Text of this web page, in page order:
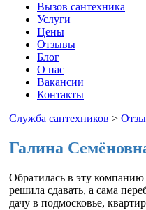
Вызов сантехника
Услуги
Цены
Отзывы
Блог
О нас
Вакансии
Контакты
Служба сантехников >
Галина
Обратилась в эту
решила сдавать, а сама
дачу в подмосковье,